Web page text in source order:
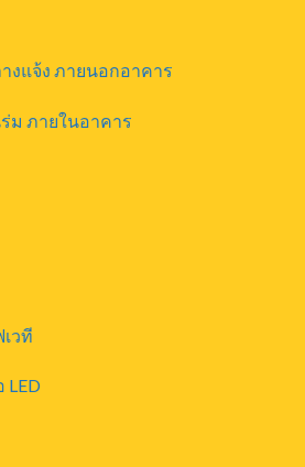
งแจ้ง ภายนอกอาคาร
ม ภายในอาคาร
วที
LED